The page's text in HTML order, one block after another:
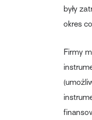
były
okres
Firmy